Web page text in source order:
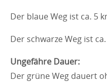
Der blaue Weg ist ca. 5
Der schwarze Weg ist
Ungefähre Dauer:
Der grüne Weg dauert